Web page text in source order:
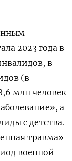
2023 года в
в
(в
млн человек
а
с детства.
травма»
военной